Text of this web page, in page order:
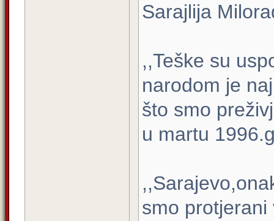
Sarajlija
,,Teške su
narodom je
što smo
u martu
smo